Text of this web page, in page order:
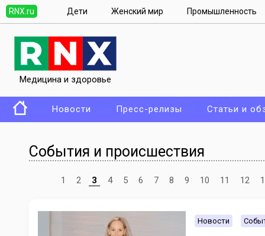
RNX.ru Дети Женский мир Промышленность
Медицина и здоровье
Новости Пресс-релизы Статьи и
События и происшествия
1 2 3 4 5 6 7 8 9 10 11 12
Новости